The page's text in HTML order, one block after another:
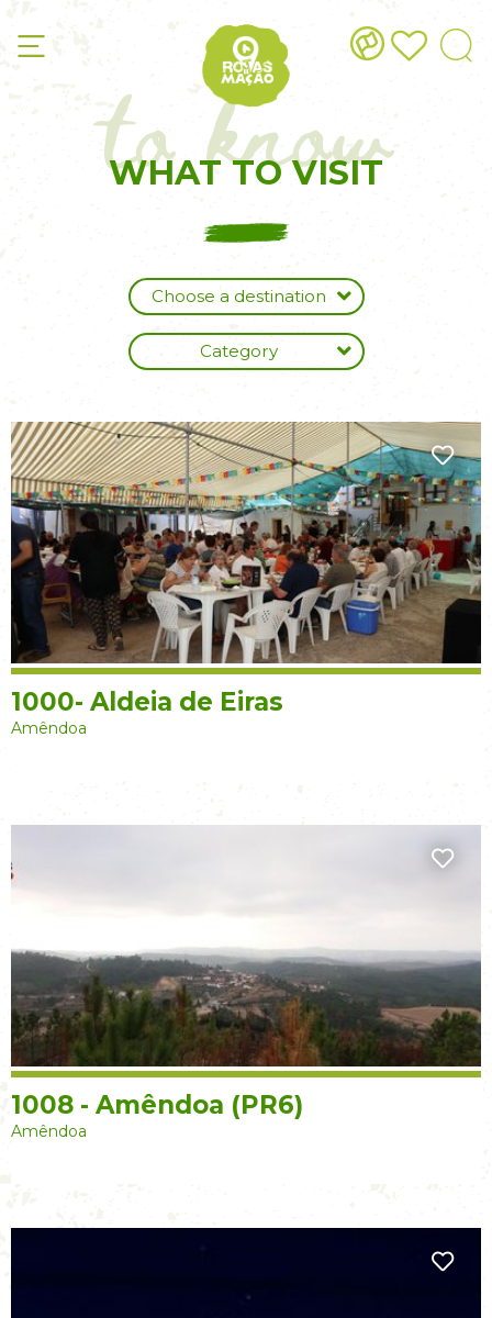
to know
WHAT TO VISIT
1000- Aldeia de Eiras
Amêndoa
1008 - Amêndoa (PR6)
Amêndoa